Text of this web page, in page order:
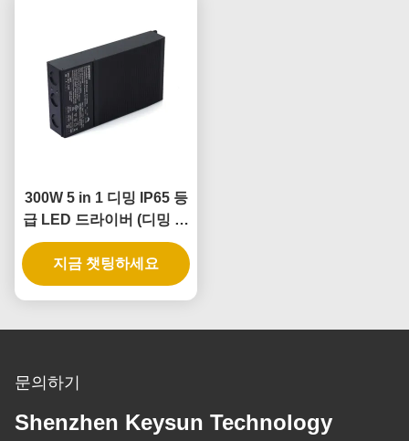
300W 5 in 1 디밍 IP65 등
급 LED 드라이버 (디밍 가
능 전원 공급 장치용)
지금 챗팅하세요
문의하기
Shenzhen Keysun Technology